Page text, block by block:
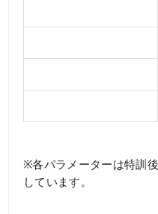
※各パラメーターは特訓
しています。